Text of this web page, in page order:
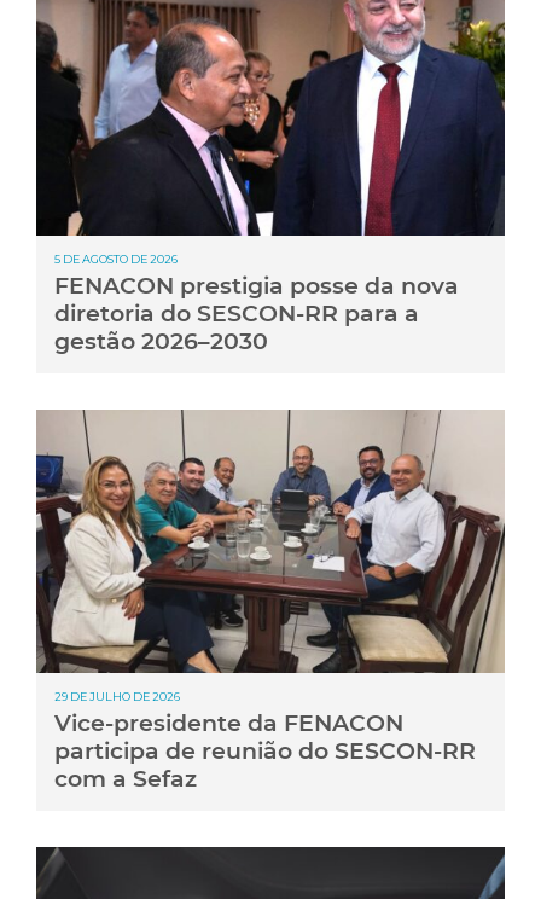
5 DE AGOSTO DE 2026
FENACON prestigia posse da nova
diretoria do SESCON-RR para a
gestão 2026–2030
29 DE JULHO DE 2026
Vice-presidente da FENACON
participa de reunião do SESCON-RR
com a Sefaz